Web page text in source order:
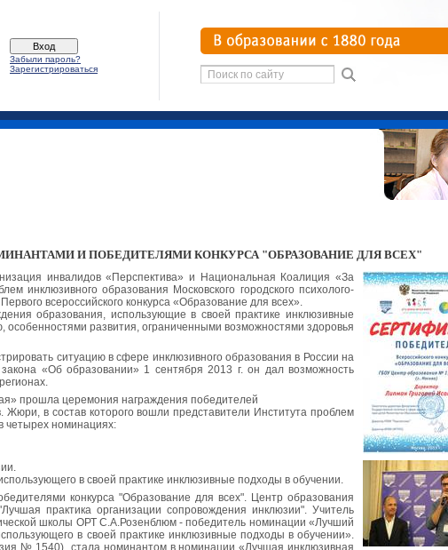
Забыли пароль?
Зарегистрироваться
И ПОБЕДИТЕЛЯМИ КОНКУРСА "ОБРАЗОВАНИЕ ДЛЯ ВСЕХ"
инвалидов «Перспектива» и Национальная Коалиция «За
инклюзивного образования Московского городского психолого-
всероссийского конкурса «Образование для всех».
образования, использующие в своей практике инклюзивные
особенностями развития, ограниченными возможностями здоровья
ситуацию в сфере инклюзивного образования в России на
«Об образовании» 1 сентября 2013 г. он дал возможность
прошла церемония награждения победителей
Жюри, в состав которого вошли представители Института проблем
четырех номинациях:
в своей практике инклюзивные подходы в обучении.
конкурса "Образование для всех". Центр образования
практика организации сопровождения инклюзии". Учитель
школы ОРТ С.А.Розенблюм - победитель номинации «Лучший
в своей практике инклюзивные подходы в обучении».
№ 1540) стала номинантом в номинации «Лучшая инклюзивная